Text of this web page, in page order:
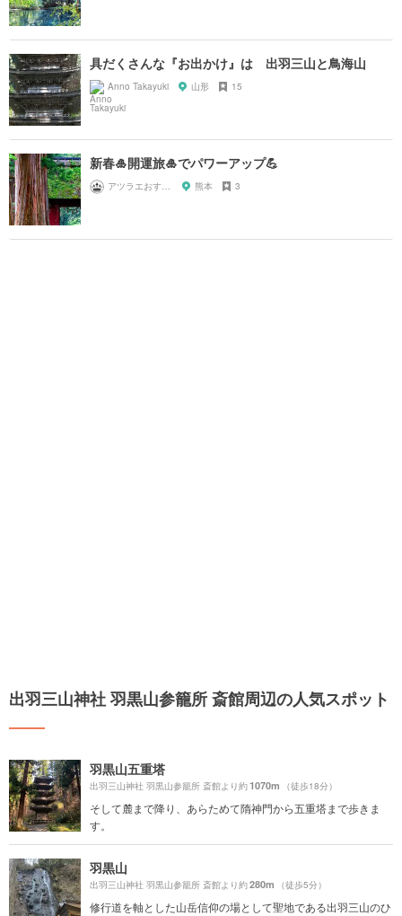
具だくさんな『お出かけ』は 出羽三山と鳥海山
Anno Takayuki 山形 15
新春🎍開運旅🎍でパワーアップ💪
アツラエおすすめ旅プラン！ 熊本 3
出羽三山神社 羽黒山参籠所 斎館周辺の人気スポット
羽黒山五重塔
出羽三山神社 羽黒山参籠所 斎館より約1070m （徒歩18分）
そして麓まで降り、あらためて隋神門から五重塔まで歩きま
す。
羽黒山
出羽三山神社 羽黒山参籠所 斎館より約280m （徒歩5分）
修行道を軸とした山岳信仰の場として聖地である出羽三山のひ